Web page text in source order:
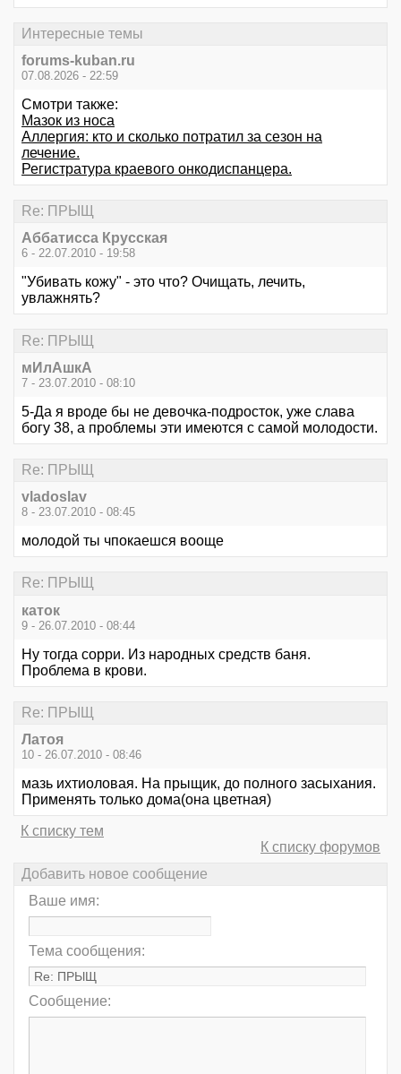
Интересные темы
forums-kuban.ru
07.08.2026 - 22:59
Смотри также:
Мазок из носа
Аллергия: кто и сколько потратил за сезон на
лечение.
Регистратура краевого онкодиспанцера.
Re: ПРЫЩ
Аббатисса Крусская
6 - 22.07.2010 - 19:58
"Убивать кожу" - это что? Очищать, лечить,
увлажнять?
Re: ПРЫЩ
мИлАшкА
7 - 23.07.2010 - 08:10
5-Да я вроде бы не девочка-подросток, уже слава
богу 38, а проблемы эти имеются с самой молодости.
Re: ПРЫЩ
vladoslav
8 - 23.07.2010 - 08:45
молодой ты чпокаешся вооще
Re: ПРЫЩ
каток
9 - 26.07.2010 - 08:44
Ну тогда сорри. Из народных средств баня.
Проблема в крови.
Re: ПРЫЩ
Латоя
10 - 26.07.2010 - 08:46
мазь ихтиоловая. На прыщик, до полного засыхания.
Применять только дома(она цветная)
К списку тем
К списку форумов
Добавить новое сообщение
Ваше имя:
Тема сообщения:
Сообщение: